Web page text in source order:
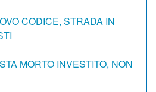
CODICE, STRADA IN
MORTO INVESTITO, NON